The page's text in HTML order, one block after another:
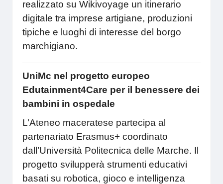
realizzato su Wikivoyage un itinerario
digitale tra imprese artigiane, produzioni
tipiche e luoghi di interesse del borgo
marchigiano.
UniMc nel progetto europeo
Edutainment4Care per il benessere dei
bambini in ospedale
L’Ateneo maceratese partecipa al
partenariato Erasmus+ coordinato
dall’Università Politecnica delle Marche. Il
progetto svilupperà strumenti educativi
basati su robotica, gioco e intelligenza